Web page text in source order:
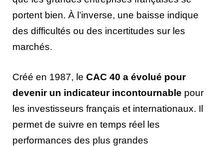
portent bien. À l’inverse, une baisse indique
des difficultés ou des incertitudes sur les
marchés.
Créé en 1987, le CAC 40 a évolué pour
devenir un indicateur incontournable pour
les investisseurs français et internationaux. Il
permet de suivre en temps réel les
performances des plus grandes